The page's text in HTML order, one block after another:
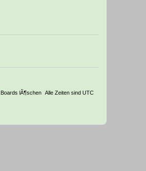
Alle Zeiten sind UTC
lÃ¶schen